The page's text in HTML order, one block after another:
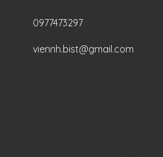
0977473297
viennh.bist@gmail.com